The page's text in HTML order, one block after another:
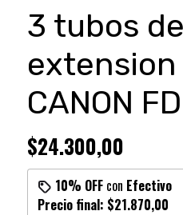
3 tubos de
extension
CANON FD
$24.300,00
10% OFFcon Efectivo
Precio final: $21.870,00